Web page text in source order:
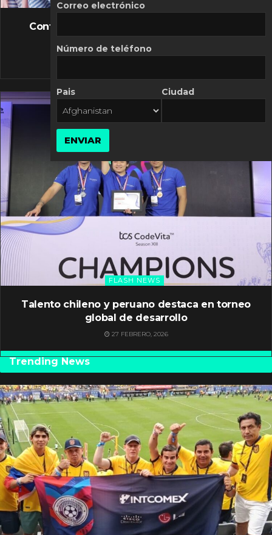
FLASH NEWS
Controversia de Mercado Libre por costos
10 MARZO, 2026
FLASH NEWS
Talento chileno y peruano destaca en torneo
global de desarrollo
27 FEBRERO, 2026
Trending News
Correo electrónico
Número de teléfono
Pais Ciudad
ENVIAR